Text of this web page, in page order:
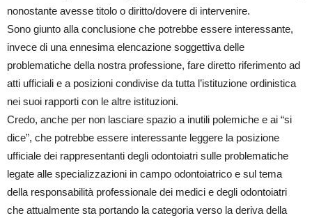
nonostante avesse titolo o diritto/dovere di intervenire.
Sono giunto alla conclusione che potrebbe essere interessante,
invece di una ennesima elencazione soggettiva delle
problematiche della nostra professione, fare diretto riferimento ad
atti ufficiali e a posizioni condivise da tutta l’istituzione ordinistica
nei suoi rapporti con le altre istituzioni.
Credo, anche per non lasciare spazio a inutili polemiche e ai “si
dice”, che potrebbe essere interessante leggere la posizione
ufficiale dei rappresentanti degli odontoiatri sulle problematiche
legate alle specializzazioni in campo odontoiatrico e sul tema
della responsabilità professionale dei medici e degli odontoiatri
che attualmente sta portando la categoria verso la deriva della